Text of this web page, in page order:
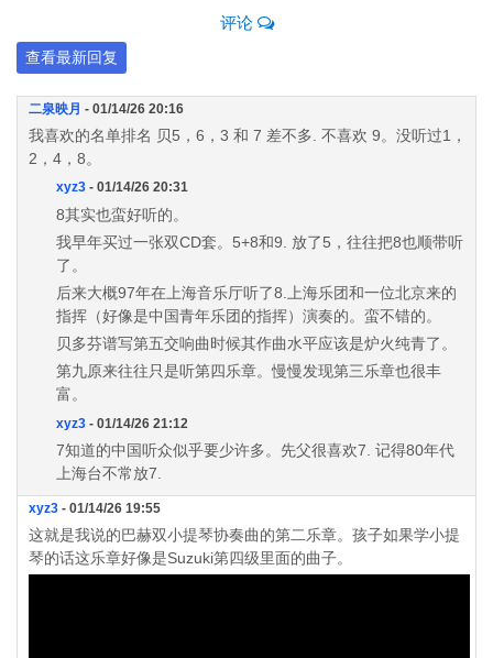
评论
查看最新回复
二泉映月 - 01/14/26 20:16
我喜欢的名单排名 贝5，6，3 和 7 差不多. 不喜欢 9。没听过1，
2，4，8。
xyz3 - 01/14/26 20:31
8其实也蛮好听的。
我早年买过一张双CD套。5+8和9. 放了5，往往把8也顺带听
了。
后来大概97年在上海音乐厅听了8.上海乐团和一位北京来的
指挥（好像是中国青年乐团的指挥）演奏的。蛮不错的。
贝多芬谱写第五交响曲时候其作曲水平应该是炉火纯青了。
第九原来往往只是听第四乐章。慢慢发现第三乐章也很丰
富。
xyz3 - 01/14/26 21:12
7知道的中国听众似乎要少许多。先父很喜欢7. 记得80年代
上海台不常放7.
xyz3 - 01/14/26 19:55
这就是我说的巴赫双小提琴协奏曲的第二乐章。孩子如果学小提
琴的话这乐章好像是Suzuki第四级里面的曲子。